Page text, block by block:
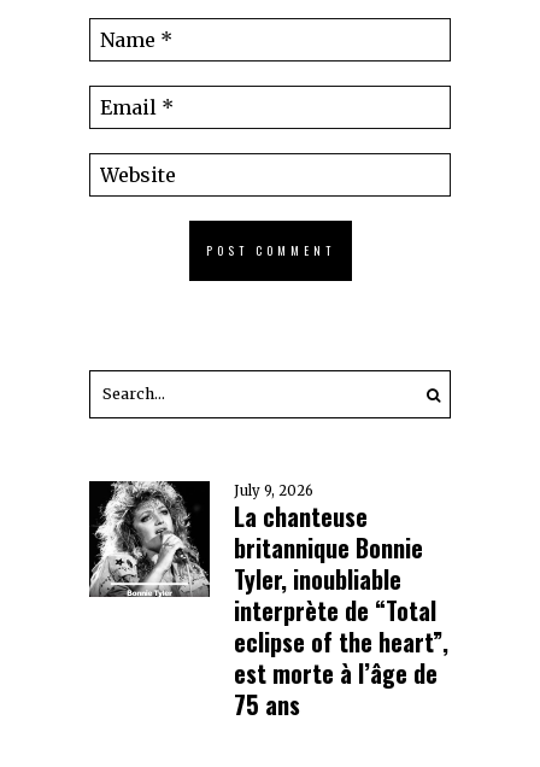
July 9, 2026
La chanteuse
britannique Bonnie
Tyler, inoubliable
interprète de “Total
eclipse of the heart”,
est morte à l’âge de
75 ans